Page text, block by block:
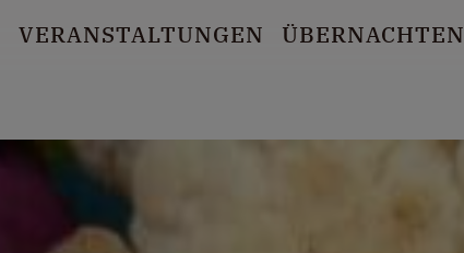
VERANSTALTUNGEN ÜBERNACHTEN